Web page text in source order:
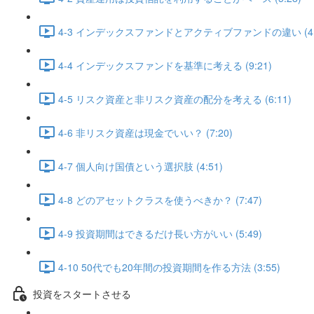
4-3 インデックスファンドとアクティブファンドの違い
4-4 インデックスファンドを基準に考える (9:21)
4-5 リスク資産と非リスク資産の配分を考える (6:11)
4-6 非リスク資産は現金でいい？ (7:20)
4-7 個人向け国債という選択肢 (4:51)
4-8 どのアセットクラスを使うべきか？ (7:47)
4-9 投資期間はできるだけ長い方がいい (5:49)
4-10 50代でも20年間の投資期間を作る方法 (3:55)
投資をスタートさせる